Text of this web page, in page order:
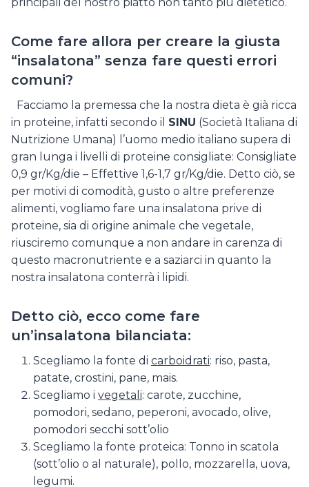
Come fare allora per creare la giusta
“insalatona” senza fare questi errori
comuni?
Facciamo la premessa che la nostra dieta è già ricca
in proteine, infatti secondo il SINU (Società Italiana di
Nutrizione Umana) l’uomo medio italiano supera di
gran lunga i livelli di proteine consigliate: Consigliate
0,9 gr/Kg/die – Effettive 1,6-1,7 gr/Kg/die. Detto ciò, se
per motivi di comodità, gusto o altre preferenze
alimenti, vogliamo fare una insalatona prive di
proteine, sia di origine animale che vegetale,
riusciremo comunque a non andare in carenza di
questo macronutriente e a saziarci in quanto la
nostra insalatona conterrà i lipidi.
Detto ciò, ecco come fare
un’insalatona bilanciata:
Scegliamo la fonte di carboidrati: riso, pasta,
patate, crostini, pane, mais.
Scegliamo i vegetali: carote, zucchine,
pomodori, sedano, peperoni, avocado, olive,
pomodori secchi sott’olio
Scegliamo la fonte proteica: Tonno in scatola
(sott’olio o al naturale), pollo, mozzarella, uova,
legumi.